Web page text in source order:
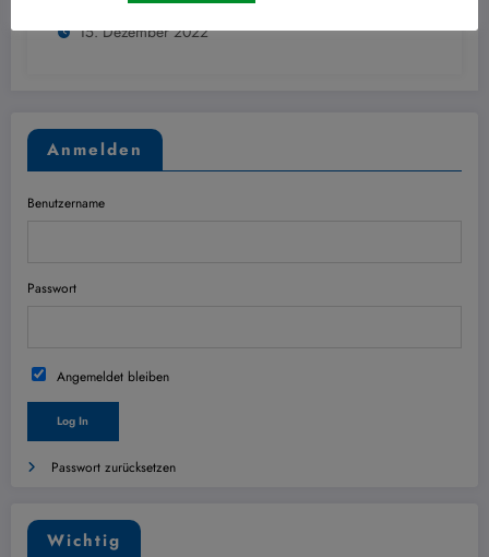
15. Dezember 2022
Anmelden
Benutzername
Passwort
Angemeldet bleiben
Passwort zurücksetzen
Wichtig